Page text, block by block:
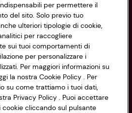
BOLOGNA
Imprese
per permettere il
del sito. Solo previo tuo
ulteriori tipologie di cookie,
per raccogliere
sui tuoi comportamenti di
per personalizzare i
Per maggiori informazioni su
la nostra Cookie Policy . Per
su come trattiamo i tuoi dati,
Privacy Policy . Puoi accettare
cookie cliccando sul pulsante